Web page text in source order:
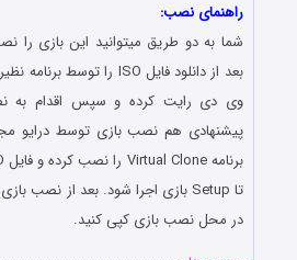
راهنمای نصب:
شما به دو طریق میتوانید این بازی را
وی دی رایت کرده و سپس اقدام به
پیشنهادی هم نصب بازی توسط درایو
در محل نصب بازی کپی کنید.